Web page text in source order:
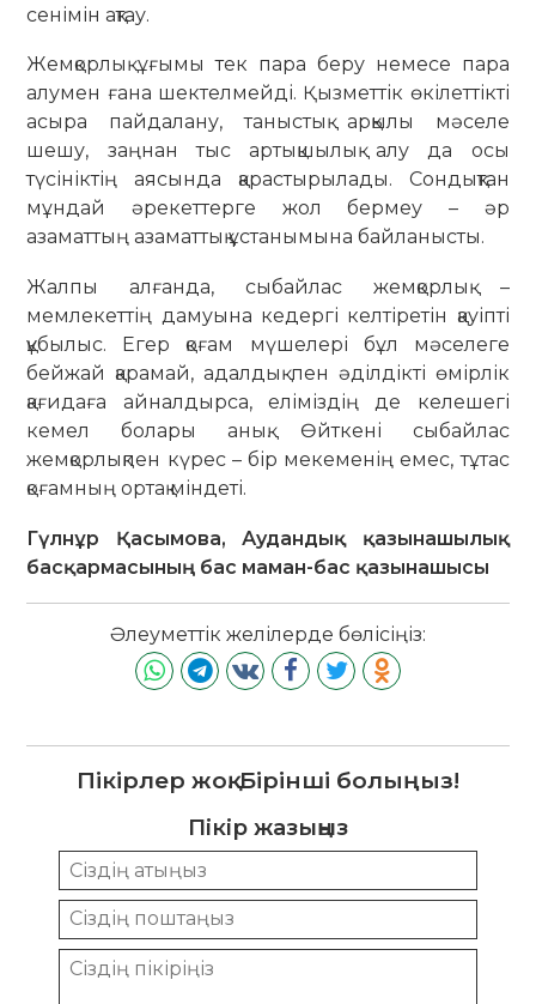
сенімін ақтау.
Жемқорлық ұғымы тек пара беру немесе пара
алумен ғана шектелмейді. Қызметтік өкілеттікті
асыра пайдалану, таныстық арқылы мәселе
шешу, заңнан тыс артықшылық алу да осы
түсініктің аясында қарастырылады. Сондықтан
мұндай әрекеттерге жол бермеу – әр
азаматтың азаматтық ұстанымына байланысты.
Жалпы алғанда, сыбайлас жемқорлық –
мемлекеттің дамуына кедергі келтіретін қауіпті
құбылыс. Егер қоғам мүшелері бұл мәселеге
бейжай қарамай, адалдық пен әділдікті өмірлік
қағидаға айналдырса, еліміздің де келешегі
кемел болары анық. Өйткені сыбайлас
жемқорлықпен күрес – бір мекеменің емес, тұтас
қоғамның ортақ міндеті.
Гүлнұр Қасымова, Аудандық қазынашылық
басқармасының бас маман-бас қазынашысы
Әлеуметтік желілерде бөлісіңіз:
Пікірлер жоқ. Бірінші болыңыз!
Пікір жазыңыз